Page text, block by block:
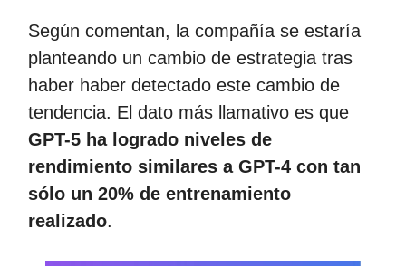
Según comentan, la compañía se estaría
planteando un cambio de estrategia tras
haber haber detectado este cambio de
tendencia. El dato más llamativo es que
GPT-5 ha logrado niveles de
rendimiento similares a GPT-4 con tan
sólo un 20% de entrenamiento
realizado.